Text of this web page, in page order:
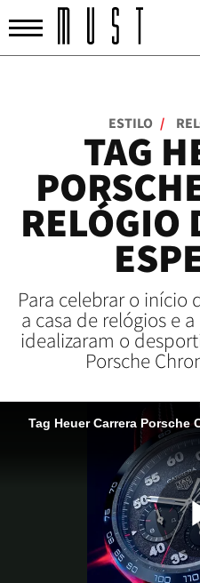
ESTILO /
TAG
RELÓGIO
Para celebrar o início
a casa de relógios e
idealizaram o
Porsche